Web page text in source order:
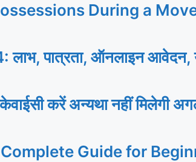
During a
पात्रता, ऑनलाइन आवेदन,
करें अन्यथा नहीं मिलेगी
Guide for